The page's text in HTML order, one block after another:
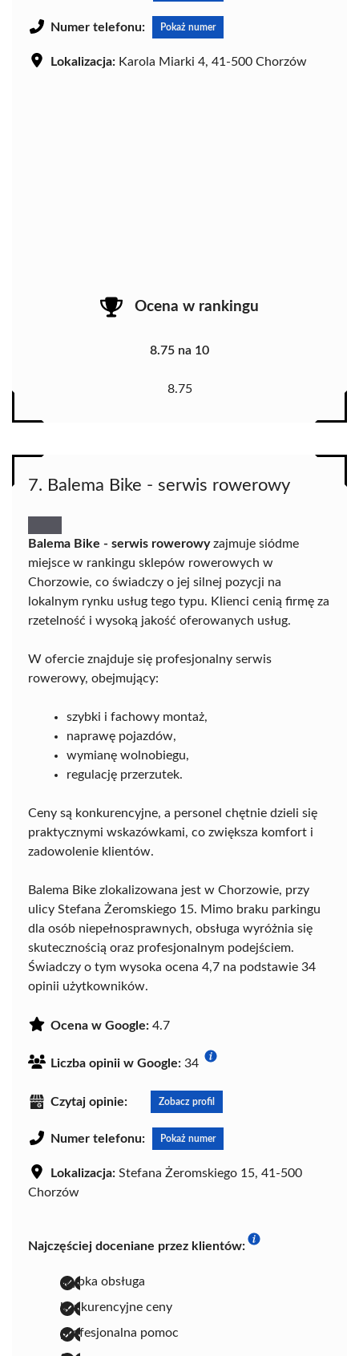
Numer telefonu: Pokaż numer
Lokalizacja: Karola Miarki 4, 41-500 Chorzów
Ocena w rankingu
8.75 na 10
8.75
7. Balema Bike - serwis rowerowy
Balema Bike - serwis rowerowyzajmuje siódme
miejsce w rankingu sklepów rowerowych w
Chorzowie, co świadczy o jej silnej pozycji na
lokalnym rynku usług tego typu. Klienci cenią firmę za
rzetelność i wysoką jakość oferowanych usług.
W ofercie znajduje się profesjonalny serwis
rowerowy, obejmujący:
szybki i fachowy montaż,
naprawę pojazdów,
wymianę wolnobiegu,
regulację przerzutek.
Ceny są konkurencyjne, a personel chętnie dzieli się
praktycznymi wskazówkami, co zwiększa komfort i
zadowolenie klientów.
Balema Bike zlokalizowana jest w Chorzowie, przy
ulicy Stefana Żeromskiego 15. Mimo braku parkingu
dla osób niepełnosprawnych, obsługa wyróżnia się
skutecznością oraz profesjonalnym podejściem.
Świadczy o tym wysoka ocena 4,7 na podstawie 34
opinii użytkowników.
Ocena w Google: 4.7
Liczba opinii w Google: 34
Czytaj opinie: Zobacz profil
Numer telefonu: Pokaż numer
Lokalizacja: Stefana Żeromskiego 15, 41-500
Chorzów
Najczęściej doceniane przez klientów:
szybka obsługa
konkurencyjne ceny
profesjonalna pomoc